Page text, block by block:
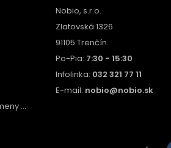
...
Nobio, s.r.o.
Zlatovská 1326
91105 Trenčín
Po-Pia: 7:30 - 15:30
Infolinka: 032 321 77 11
E-mail: nobio@nobio.sk